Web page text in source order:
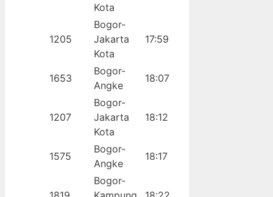
Kota
1205
Bogor-
Jakarta
Kota
17:59
1653
Bogor-
Angke
18:07
1207
Bogor-
Jakarta
Kota
18:12
1575
Bogor-
Angke
18:17
Bogor-